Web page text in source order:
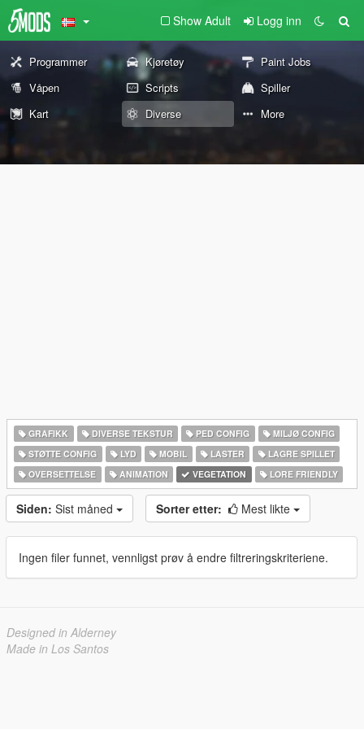
Show Adult Logg inn
Programmer Kjøretøy
Paint Jobs
Våpen
Scripts
Spiller
Kart
Diverse More
GRAFIKK DIVERSE TEKSTUR PED CONFIG
MILJØ CONFIG
STØTTE CONFIG
LYD MOBIL LASTER
LAGRE SPILLET
OVERSETTELSE
ANIMATION VEGETATION LORE FRIENDLY
Siden: Sist måned Sorter etter: Mest likte
Ingen filer funnet, vennligst prøv å endre filtreringskriteriene.
Designed in Alderney
Made in Los Santos